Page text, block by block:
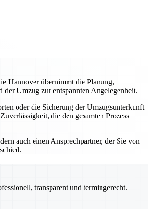
Hannover übernimmt die Planung,
Umzug zur entspannten Angelegenheit.
oder die Sicherung der Umzugsunterkunft
die den gesamten Prozess
auch einen Ansprechpartner, der Sie von
transparent und termingerecht.